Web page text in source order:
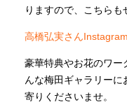
りますので、こちらも
高橋弘実さん
豪華特典やお花のワー
んな梅田ギャラリーに
寄りくださいませ。